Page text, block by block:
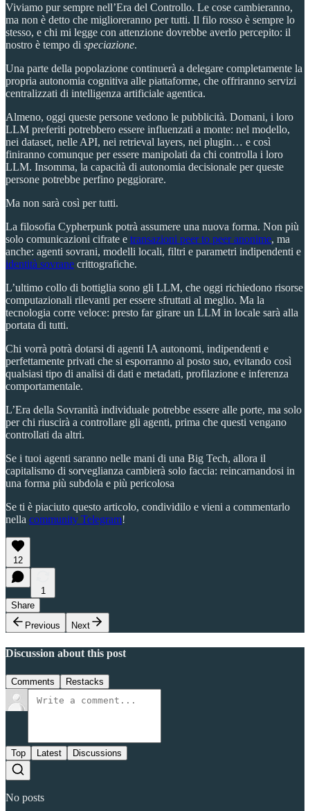
Viviamo pur sempre nell’Era del Controllo. Le cose cambieranno,
ma non è detto che miglioreranno per tutti. Il filo rosso è sempre lo
stesso, e chi mi legge con attenzione dovrebbe averlo percepito: il
nostro è tempo di speciazione.
Una parte della popolazione continuerà a delegare completamente la
propria autonomia cognitiva alle piattaforme, che offriranno servizi
centralizzati di intelligenza artificiale agentica.
Almeno, oggi queste persone vedono le pubblicità. Domani, i loro
LLM preferiti potrebbero essere influenzati a monte: nel modello,
nei dataset, nelle API, nei retrieval layers, nei plugin… e così
finiranno comunque per essere manipolati da chi controlla i loro
LLM. Insomma, la capacità di autonomia decisionale per queste
persone potrebbe perfino peggiorare.
Ma non sarà così per tutti.
La filosofia Cypherpunk potrà assumere una nuova forma. Non più
solo comunicazioni cifrate e transazioni peer to peer anonime, ma
anche: agenti sovrani, modelli locali, filtri e parametri indipendenti e
identità sovrane crittografiche.
L’ultimo collo di bottiglia sono gli LLM, che oggi richiedono risorse
computazionali rilevanti per essere sfruttati al meglio. Ma la
tecnologia corre veloce: presto far girare un LLM in locale sarà alla
portata di tutti.
Chi vorrà potrà dotarsi di agenti IA autonomi, indipendenti e
perfettamente privati che si esporranno al posto suo, evitando così
qualsiasi tipo di analisi di dati e metadati, profilazione e inferenza
comportamentale.
L’Era della Sovranità individuale potrebbe essere alle porte, ma solo
per chi riuscirà a controllare gli agenti, prima che questi vengano
controllati da altri.
Se i tuoi agenti saranno nelle mani di una Big Tech, allora il
capitalismo di sorveglianza cambierà solo faccia: reincarnandosi in
una forma più subdola e più pericolosa
Se ti è piaciuto questo articolo, condividilo e vieni a commentarlo
nella community Telegram!
12
1
Share
Previous
Next
Discussion about this post
Comments Restacks
Top Latest Discussions
No posts